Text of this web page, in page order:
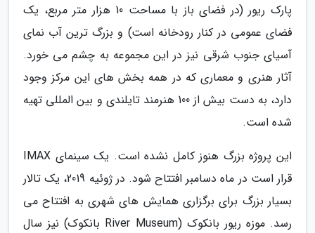
پارک ریور (در فضای باز با مساحت 10 هزار متر مربع، یک
فضای عمومی در کنار رودخانه است) و بزرگ ترین آب نمای
آسیای جنوب شرقی نیز در این مجموعه به چشم می خورد.
آثار هنری و معماری که در همه بخش های این مرکز وجود
دارد، به دست بیش از 100 هنرمند تایلندی و بین المللی تهیه
شده است.
این پروژه بزرگ هنوز کامل نشده است. یک سینمای IMAX
قرار است در ماه دسامبر افتتاح شود. در ژوئیه 2019، یک تالار
بسیار بزرگ برای برگزاری همایش های شهری به افتتاح می
رسد. موزه ریور بانکوک (River Museum بانکوک) نیز سال